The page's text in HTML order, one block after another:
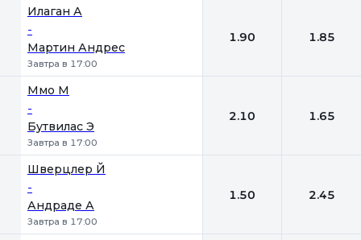
Илаган А
-
Мартин Андрес
Завтра в 17:00
1.90 1.85
Ммо М
-
Бутвилас Э
Завтра в 17:00
2.10 1.65
Шверцлер Й
-
Андраде А
Завтра в 17:00
1.50 2.45